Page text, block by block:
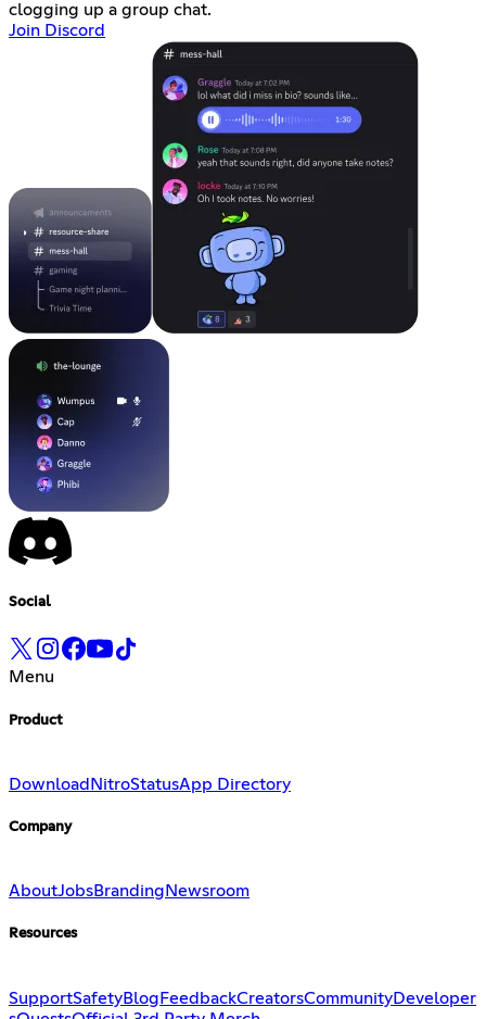
clogging up a group chat.
Join Discord
Social
Menu
Product
Download NitroStatusApp Directory
Company
AboutJobsBranding Newsroom
Resources
SupportSafetyBlogFeedbackCreatorsCommunityDeveloper